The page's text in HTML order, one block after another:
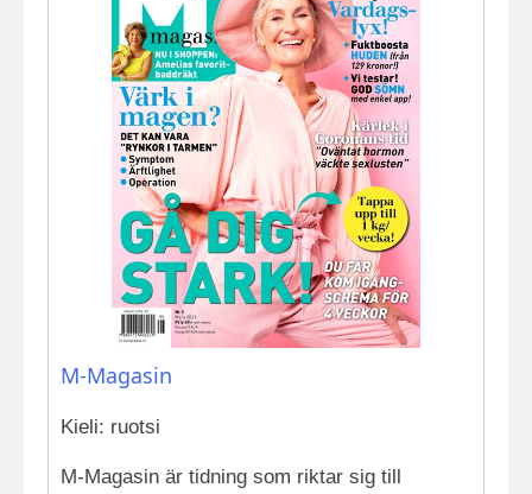
M-Magasin
Kieli: ruotsi
M-Magasin är tidning som riktar sig till